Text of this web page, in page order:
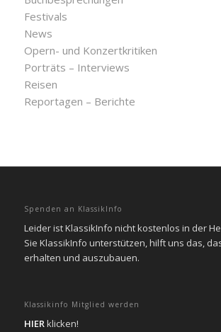
Festivals
News
Opern- und Konzertkritiken
Porträts – Interviews
Reisen
Reportagen – Berichte
Spenden an KlassikInfo
Leider ist KlassikInfo nicht kostenlos in der
Sie KlassikInfo unterstützen, hilft uns das,
erhalten und auszubauen.
Klassikinfo Mitglied werden
HIERklicken!